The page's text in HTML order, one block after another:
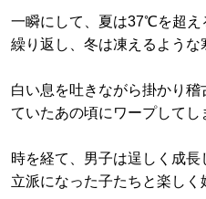
一瞬にして、夏は37℃を超え
繰り返し、冬は凍えるような
白い息を吐きながら掛かり
ていたあの頃にワープしてし
時を経て、男子は逞しく成長
立派になった子たちと楽しく